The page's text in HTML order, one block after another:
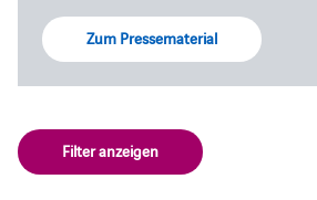
Zum Pressematerial
Filter anzeigen